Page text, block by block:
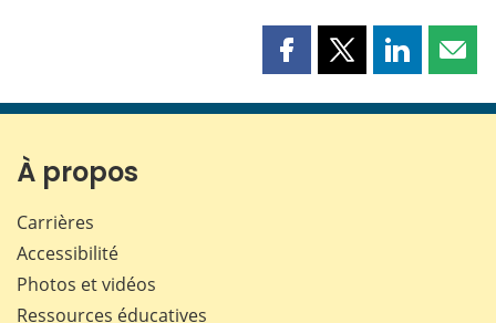
Partager
page
Partager
page
Partager
page page
À propos
Carrières
Accessibilité
Photos et vidéos
Ressources éducatives